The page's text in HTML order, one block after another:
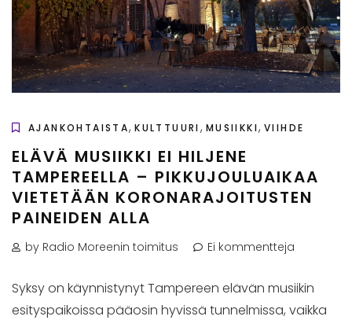
AJANKOHTAISTA,KULTTUURI, MUSIIKKI,VIIHDE
ELÄVÄ MUSIIKKI EI HILJENE
TAMPEREELLA – PIKKUJOULUAIKAA
VIETETÄÄN KORONARAJOITUSTEN
PAINEIDEN ALLA
by Radio Moreenin toimitus Ei kommentteja
Syksy on käynnistynyt Tampereen elävän musiikin
esityspaikoissa pääosin hyvissä tunnelmissa, vaikka